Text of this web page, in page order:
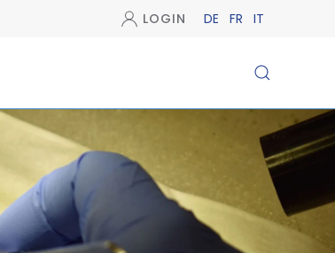
LOGIN DE FR IT